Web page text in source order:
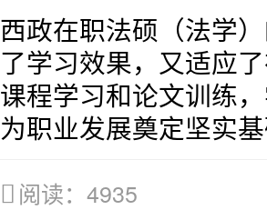
西政在职法硕（法学
了学习效果，又适应
课程学习和论文训练
为职业发展奠定坚实
阅读：4935